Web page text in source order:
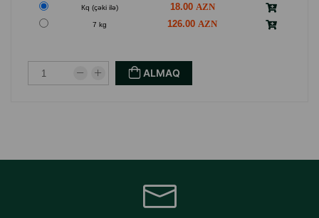
Кq (çəki ilə)
18.00
7 kg 126.00
ALMAQ